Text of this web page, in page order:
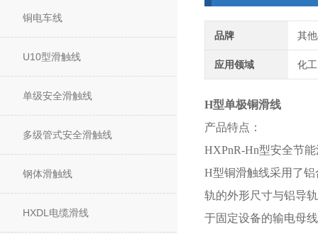
铜电车线
U10型滑触线
单级安全滑触线
多级管式安全滑触线
钢体滑触线
HXDL电缆滑线
品牌 其
应用领域 化
H型单极铜滑线
产品特点：
HXPnR-Hn型安全节
H型铜滑触线采用了
轨的外形尺寸与铝导
于固定设备的输电母